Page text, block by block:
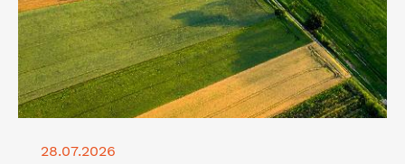
28.07.2026